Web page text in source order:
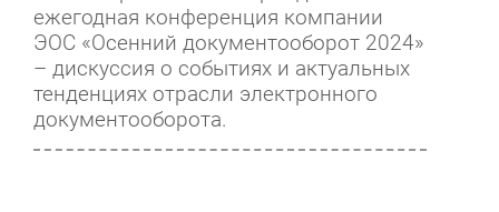
ежегодная конференция компании
ЭОС «Осенний документооборот 2024»
– дискуссия о событиях и актуальных
тенденциях отрасли электронного
документооборота.